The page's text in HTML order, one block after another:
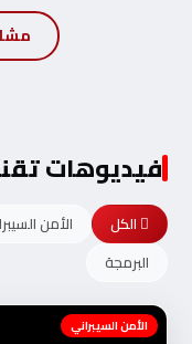
فيديوهات
الكل الأمن
البرمجة
الأمن السيبراني